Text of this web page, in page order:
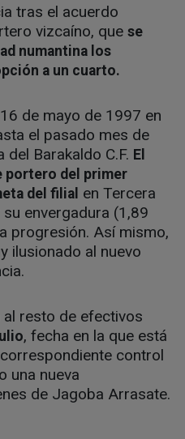
tras el acuerdo
vizcaíno, que se
numantina los
a un cuarto.
de mayo de 1997 en
el pasado mes de
Barakaldo C.F. El
portero del primer
del filial en Tercera
envergadura (1,89
progresión. Así mismo,
ilusionado al nuevo
resto de efectivos
, fecha en la que está
control
una nueva
de Jagoba Arrasate.